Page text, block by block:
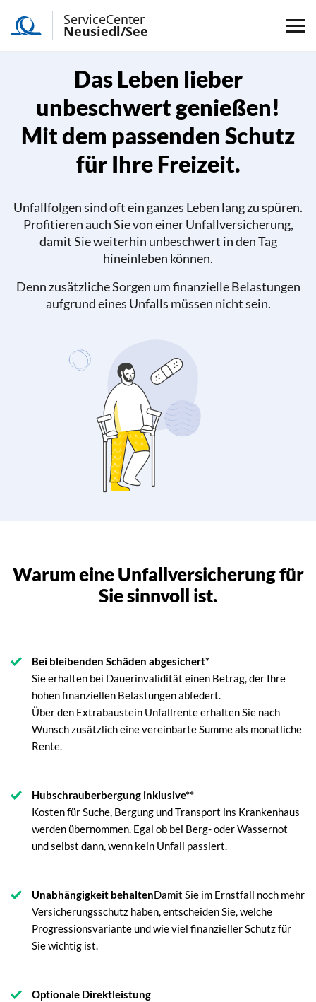
ServiceCenter
Neusiedl/See
Das Leben lieber
unbeschwert genießen!
Mit dem passenden Schutz
für Ihre Freizeit.
Unfallfolgen sind oft ein ganzes Leben lang zu spüren.
Profitieren auch Sie von einer Unfallversicherung,
damit Sie weiterhin unbeschwert in den Tag
hineinleben können.
Denn zusätzliche Sorgen um finanzielle Belastungen
aufgrund eines Unfalls müssen nicht sein.
Warum eine Unfallversicherung für
Sie sinnvoll ist.
Bei bleibenden Schäden abgesichert*
Sie erhalten bei Dauerinvalidität einen Betrag, der Ihre
hohen finanziellen Belastungen abfedert.
Über den Extrabaustein Unfallrente erhalten Sie nach
Wunsch zusätzlich eine vereinbarte Summe als monatliche
Rente.
Hubschrauberbergung inklusive**
Kosten für Suche, Bergung und Transport ins Krankenhaus
werden übernommen. Egal ob bei Berg- oder Wassernot
und selbst dann, wenn kein Unfall passiert.
Unabhängigkeit behaltenDamit Sie im Ernstfall noch mehr
Versicherungsschutz haben, entscheiden Sie, welche
Progressionsvariante und wie viel finanzieller Schutz für
Sie wichtig ist.
Optionale Direktleistung